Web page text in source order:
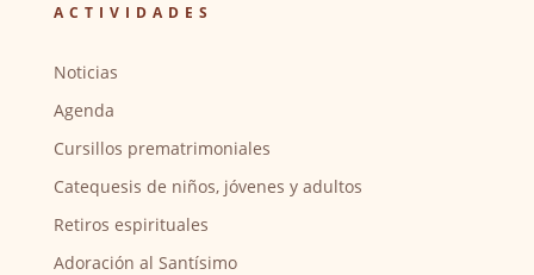
ACTIVIDADES
Noticias
Agenda
Cursillos prematrimoniales
Catequesis de niños, jóvenes y adultos
Retiros espirituales
Adoración al Santísimo